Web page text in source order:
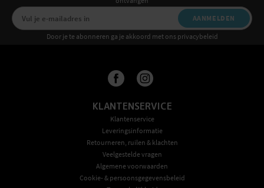
AANMELDEN
Door je te abonneren ga je akkoord met ons privacybeleid
KLANTENSERVICE
Klantenservice
Leveringsinformatie
Retourneren, ruilen & klachten
Veelgestelde vragen
Algemene voorwaarden
Cookie- & persoonsgegevensbeleid